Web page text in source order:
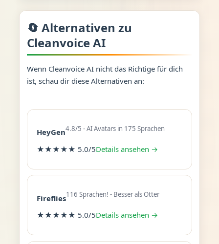
🔄 Alternativen zu
Cleanvoice AI
Wenn Cleanvoice AI nicht das Richtige für dich
ist, schau dir diese Alternativen an:
HeyGen4.8/5 - AI Avatars in 175 Sprachen
★★★★★ 5.0/5Details ansehen →
Fireflies116 Sprachen! - Besser als Otter
★★★★★ 5.0/5Details ansehen →